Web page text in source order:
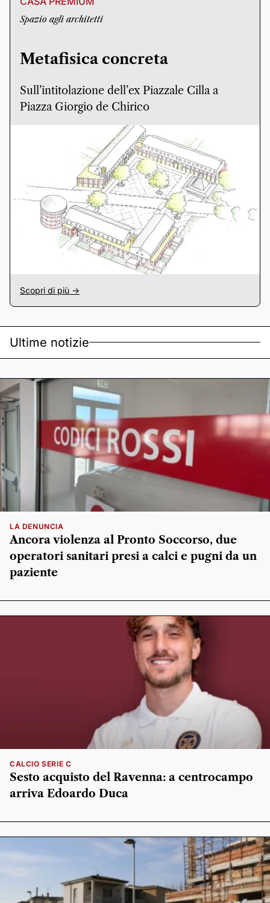
Spazio agli architetti
Metafisica concreta
Sull’intitolazione dell’ex Piazzale Cilla a
Piazza Giorgio de Chirico
Scopri di più ->
Ultime notizie
LA DENUNCIA
Ancora violenza al Pronto Soccorso, due
operatori sanitari presi a calci e pugni da un
paziente
CALCIO SERIE C
Sesto acquisto del Ravenna: a centrocampo
arriva Edoardo Duca